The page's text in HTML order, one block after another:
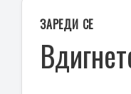
ЗАРЕДИ СЕ